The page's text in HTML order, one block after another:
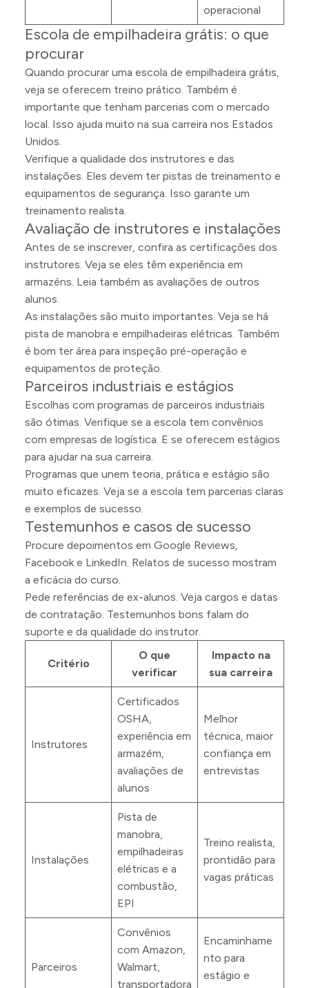
operacional
Escola de empilhadeira grátis: o que
procurar
Quando procurar uma escola de empilhadeira grátis,
veja se oferecem treino prático. Também é
importante que tenham parcerias com o mercado
local. Isso ajuda muito na sua carreira nos Estados
Unidos.
Verifique a qualidade dos instrutores e das
instalações. Eles devem ter pistas de treinamento e
equipamentos de segurança. Isso garante um
treinamento realista.
Avaliação de instrutores e instalações
Antes de se inscrever, confira as certificações dos
instrutores. Veja se eles têm experiência em
armazéns. Leia também as avaliações de outros
alunos.
As instalações são muito importantes. Veja se há
pista de manobra e empilhadeiras elétricas. Também
é bom ter área para inspeção pré-operação e
equipamentos de proteção.
Parceiros industriais e estágios
Escolhas com programas de parceiros industriais
são ótimas. Verifique se a escola tem convênios
com empresas de logística. E se oferecem estágios
para ajudar na sua carreira.
Programas que unem teoria, prática e estágio são
muito eficazes. Veja se a escola tem parcerias claras
e exemplos de sucesso.
Testemunhos e casos de sucesso
Procure depoimentos em Google Reviews,
Facebook e LinkedIn. Relatos de sucesso mostram
a eficácia do curso.
Pede referências de ex-alunos. Veja cargos e datas
de contratação. Testemunhos bons falam do
suporte e da qualidade do instrutor.
Critério
O que
verificar
Impacto na
sua carreira
Instrutores
Certificados
OSHA,
experiência em
armazém,
avaliações de
alunos
Melhor
técnica, maior
confiança em
entrevistas
Instalações
Pista de
manobra,
empilhadeiras
elétricas e a
combustão,
EPI
Treino realista,
prontidão para
vagas práticas
Parceiros
Convênios
com Amazon,
Walmart,
transportadora
Encaminhame
nto para
estágio e